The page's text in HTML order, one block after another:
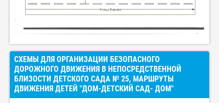
СХЕМЫ ДЛЯ ОРГАНИЗАЦИИ БЕЗОПАСНОГО
ДОРОЖНОГО ДВИЖЕНИЯ В НЕПОСРЕДСТВЕННОЙ
БЛИЗОСТИ ДЕТСКОГО САДА № 25, МАРШРУТЫ
ДВИЖЕНИЯ ДЕТЕЙ "ДОМ-ДЕТСКИЙ САД- ДОМ"